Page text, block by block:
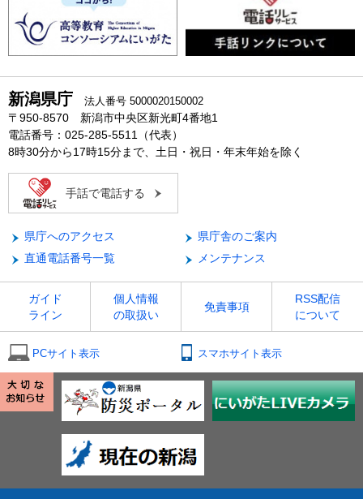
新潟県庁 法人番号 5000020150002
〒950-8570 新潟市中央区新光町4番地1
電話番号：025-285-5511（代表）
8時30分から17時15分まで、土日・祝日・年末年始を除く
手話で電話する
県庁へのアクセス
県庁舎のご案内
直通電話番号一覧
メンテナンス
ガイド
ライン
個人情報
の取扱い
免責事項
RSS配信
について
PCサイト表示 スマホサイト表示